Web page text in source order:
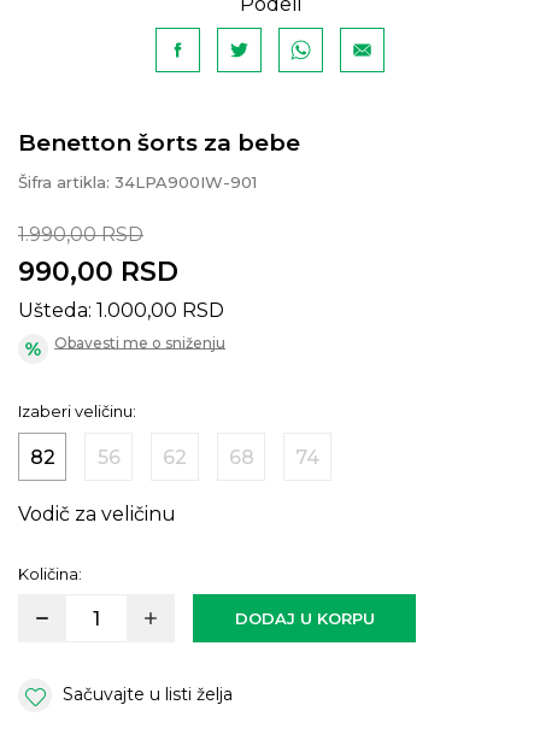
Benetton šorts za bebe
Šifra artikla: 34LPA900IW-901
1.990,00 RSD
990,00 RSD
Ušteda: 1.000,00 RSD
Obavesti me o sniženju
Izaberi veličinu:
82 56 62 68 74
Vodič za veličinu
Količina:
DODAJ U KORPU
Sačuvajte u listi želja